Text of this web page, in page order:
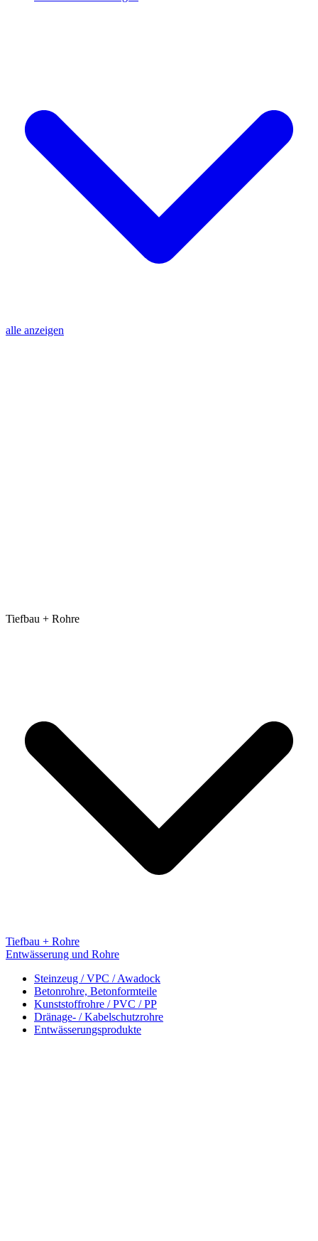
alle anzeigen
Tiefbau + Rohre
Tiefbau + Rohre
Entwässerung und Rohre
Steinzeug / VPC / Awadock
Betonrohre, Betonformteile
Kunststoffrohre / PVC / PP
Dränage- / Kabelschutzrohre
Entwässerungsprodukte